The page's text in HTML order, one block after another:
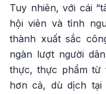
Tuy nhiên, với cái
hội viên và tỉnh
thành xuất sắc
ngàn lượt người
thực, thực phẩm từ
hơn cả, dù dịch tại